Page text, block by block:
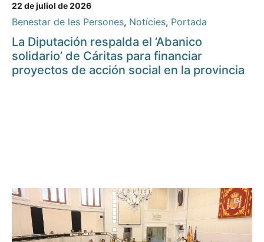
22 de juliol de 2026
Benestar de les Persones, Notícies, Portada
La Diputación respalda el ‘Abanico
solidario’ de Cáritas para financiar
proyectos de acción social en la provincia